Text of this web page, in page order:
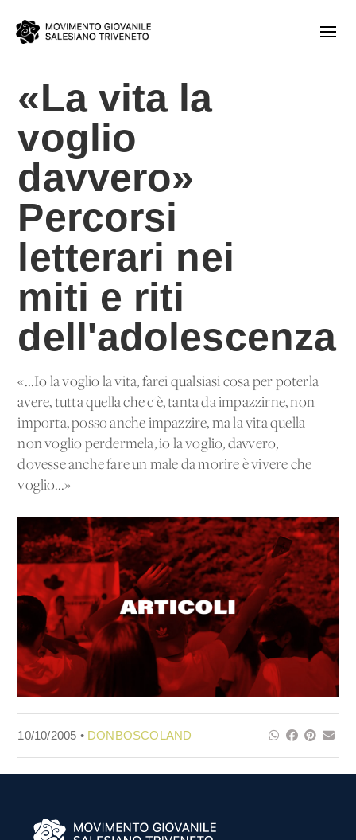
«La vita la
voglio
davvero»
Percorsi
letterari nei
miti e riti
dell'adolescenza
«...Io la voglio la vita, farei qualsiasi cosa per poterla
avere, tutta quella che c'è, tanta da impazzirne, non
importa, posso anche impazzire, ma la vita quella
non voglio perdermela, io la voglio, davvero,
dovesse anche fare un male da morire è vivere che
voglio...»
10/10/2005 • DONBOSCOLAND